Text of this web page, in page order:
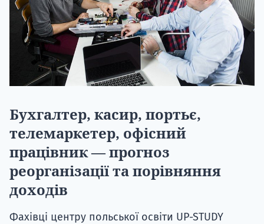
Бухгалтер, касир, портьє,
телемаркетер, офісний
працівник — прогноз
реорганізації та порівняння
доходів
Фахівці центру польської освіти UP-STUDY